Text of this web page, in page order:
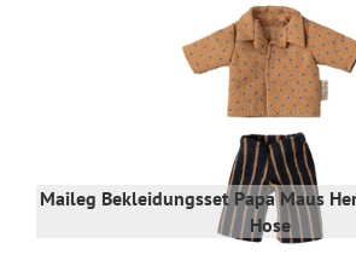
Maileg Bekleidungsset Papa Maus
Hose